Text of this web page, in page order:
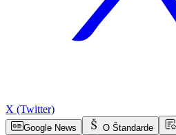
X (Twitter)
Google News O Štandarde